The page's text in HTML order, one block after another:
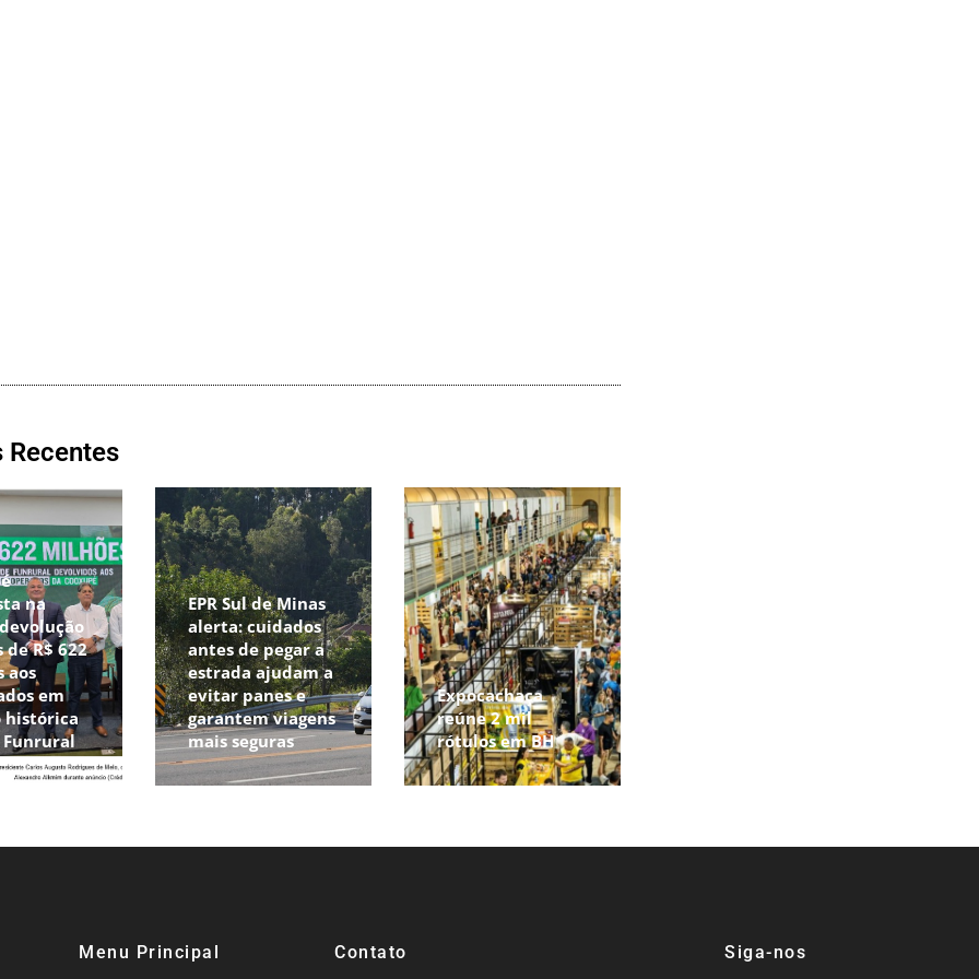
Recentes
na
de R$ 622
aos
em
histórica
Funrural
EPR Sul de Minas
alerta: cuidados
antes de pegar a
estrada ajudam a
evitar panes e
garantem viagens
mais seguras
Expocachaça
reúne 2 mil
rótulos em BH
Menu Principal Contato Siga-nos